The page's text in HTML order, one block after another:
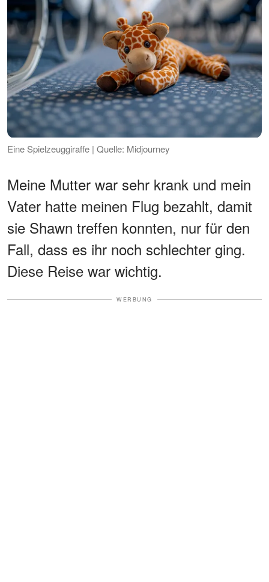
Eine Spielzeuggiraffe | Quelle: Midjourney
Meine Mutter war sehr krank und mein
Vater hatte meinen Flug bezahlt, damit
sie Shawn treffen konnten, nur für den
Fall, dass es ihr noch schlechter ging.
Diese Reise war wichtig.
WERBUNG